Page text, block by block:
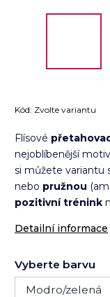
Kód: Zvolte variantu
Flísové
nejoblíbenější
si můžete variantu
nebo pružnou
pozitivní trénink
Detailní informace
Vyberte barvu
Modro/zelená